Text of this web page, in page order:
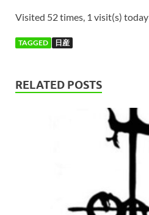
Visited 52 times, 1 visit(s) today
TAGGED 日産
RELATED POSTS